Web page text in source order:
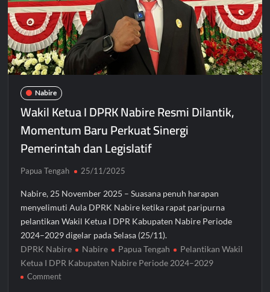
Nabire
Wakil Ketua I DPRK Nabire Resmi Dilantik,
Momentum Baru Perkuat Sinergi
Pemerintah dan Legislatif
Papua Tengah 25/11/2025
Nabire, 25 November 2025 – Suasana penuh harapan
menyelimuti Aula DPRK Nabire ketika rapat paripurna
pelantikan Wakil Ketua I DPR Kabupaten Nabire Periode
2024–2029 digelar pada Selasa (25/11).
DPRK Nabire
Nabire Papua Tengah
Pelantikan Wakil
Ketua I DPR Kabupaten Nabire Periode 2024–2029
Commenton